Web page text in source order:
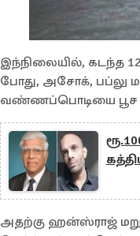
இந்நிலையில், கடந்த
போது, அசோக், பப்லு
வண்ணப்பொடியை பூச
அதற்கு ஹன்ஸ்ராஜ்